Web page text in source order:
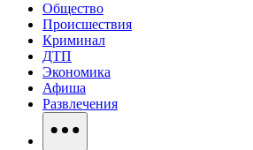
Общество
Происшествия
Криминал
ДТП
Экономика
Афиша
Развлечения